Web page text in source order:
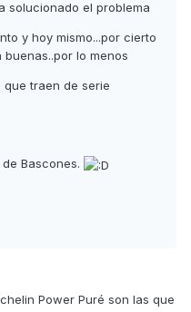
solucionado el problema
y hoy mismo...por cierto
buenas..por lo menos
que traen de serie
de Bascones.
Power Puré son las que